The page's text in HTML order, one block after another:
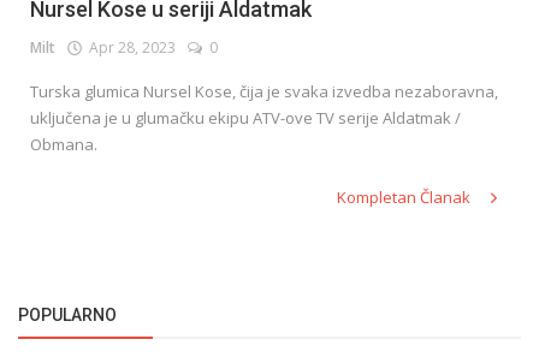
Nursel Kose u seriji Aldatmak
Milt Apr 28, 2023 0
Turska glumica Nursel Kose, čija je svaka izvedba nezaboravna,
uključena je u glumačku ekipu ATV-ove TV serije Aldatmak /
Obmana.
Kompletan Članak
POPULARNO